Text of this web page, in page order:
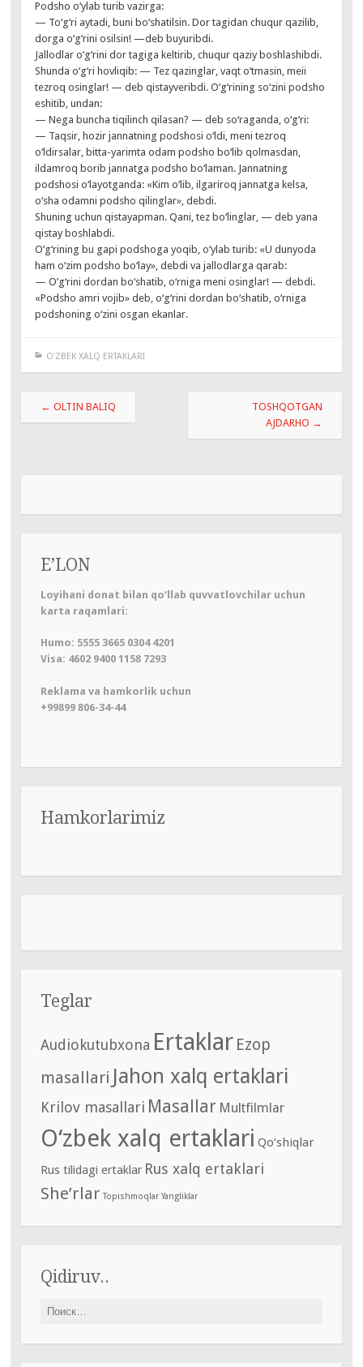
Podsho o‘ylab turib vazirga:
— To‘g‘ri aytadi, buni bo‘shatilsin. Dor tagidan chuqur qazilib,
dorga o‘g‘rini osilsin! —deb buyuribdi.
Jallodlar o‘g‘rini dor tagiga keltirib, chuqur qaziy boshlashibdi.
Shunda o‘g‘ri hovliqib: — Tez qazinglar, vaqt o‘tmasin, meii
tezroq osinglar! — deb qistayveribdi. O’g‘rining so‘zini podsho
eshitib, undan:
— Nega buncha tiqilinch qilasan? — deb so‘raganda, o‘g‘ri:
— Taqsir, hozir jannatning podshosi o‘ldi, meni tezroq
o‘ldirsalar, bitta-yarimta odam podsho bo‘lib qolmasdan,
ildamroq borib jannatga podsho bo‘laman. Jannatning
podshosi o‘layotganda: «Kim o‘lib, ilgariroq jannatga kelsa,
o‘sha odamni podsho qilinglar», debdi.
Shuning uchun qistayapman. Qani, tez bo‘linglar, — deb yana
qistay boshlabdi.
O’g‘rining bu gapi podshoga yoqib, o‘ylab turib: «U dunyoda
ham o‘zim podsho bo‘lay», debdi va jallodlarga qarab:
— O’g‘rini dordan bo‘shatib, o‘rniga meni osinglar! — debdi.
«Podsho amri vojib» deb, o‘g‘rini dordan bo‘shatib, o‘rniga
podshoning o‘zini osgan ekanlar.
O‘ZBEK XALQ ERTAKLARI
Навигация
по
← OLTIN BALIQ
TOSHQOTGAN
AJDARHO →
E’LON
Loyihani donat bilan qo‘llab quvvatlovchilar uchun
karta raqamlari:
Humo: 5555 3665 0304 4201
Visa: 4602 9400 1158 7293
Reklama va hamkorlik uchun
+99899 806-34-44
Hamkorlarimiz
Teglar
Audiokutubxona Ertaklar Ezop
masallari Jahon xalq ertaklari
Krilov masallari Masallar Multfilmlar
O‘zbek xalq ertaklari Qo‘shiqlar
Rus tilidagi ertaklar Rus xalq ertaklari
She’rlar Topishmoqlar Yangliklar
Qidiruv..
Найти: